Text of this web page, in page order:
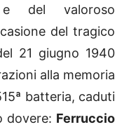
e del valoroso
del tragico
21 giugno 1940
alla memoria
batteria, caduti
dovere: Ferruccio